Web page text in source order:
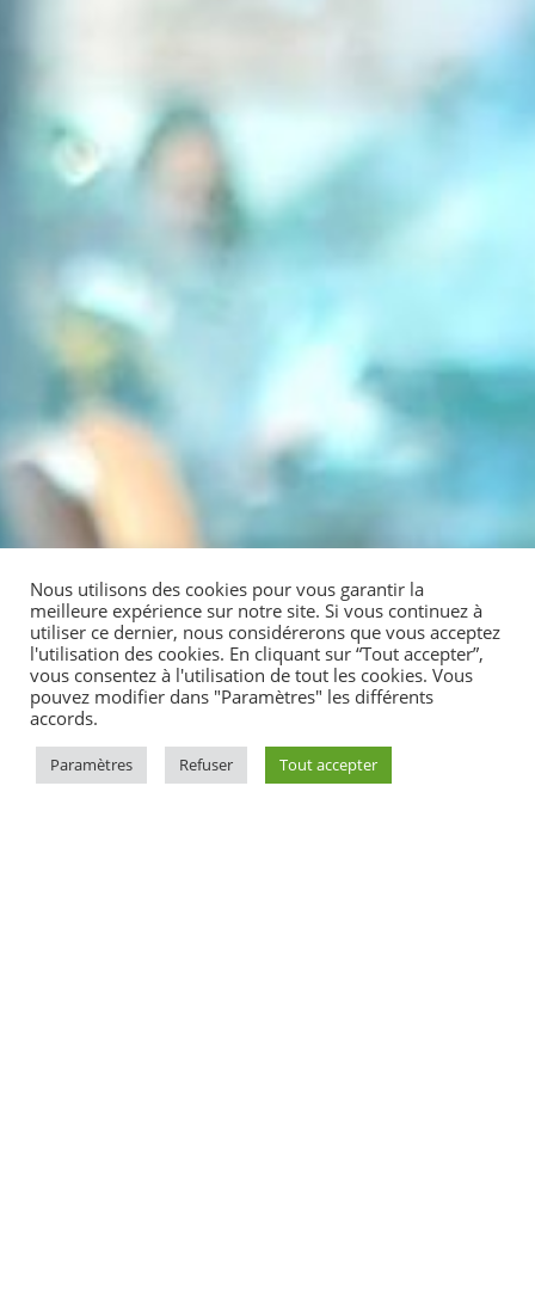
Nous utilisons des cookies pour vous garantir la
meilleure expérience sur notre site. Si vous continuez à
utiliser ce dernier, nous considérerons que vous acceptez
l'utilisation des cookies. En cliquant sur “Tout accepter”,
vous consentez à l'utilisation de tout les cookies. Vous
pouvez modifier dans "Paramètres" les différents
accords.
Paramètres Refuser Tout accepter